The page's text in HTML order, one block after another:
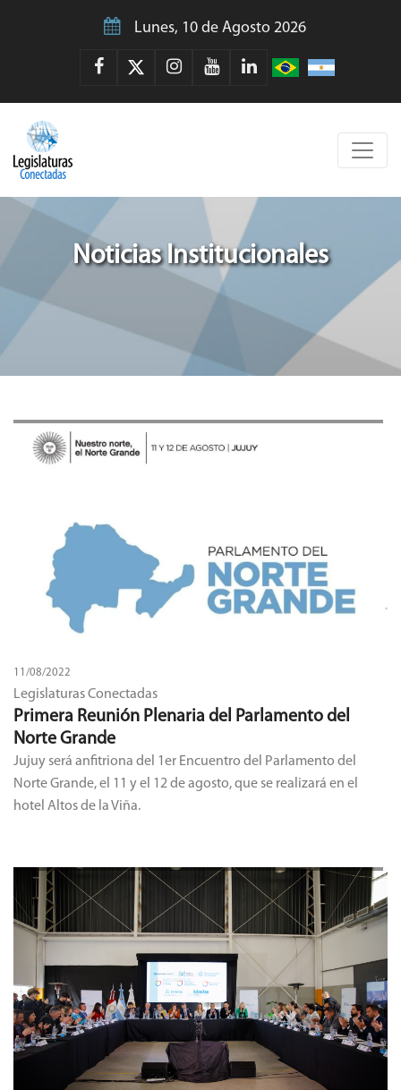
Lunes, 10 de Agosto 2026
Noticias Institucionales
11/08/2022
Legislaturas Conectadas
Primera Reunión Plenaria del Parlamento del
Norte Grande
Jujuy será anfitriona del 1er Encuentro del Parlamento del
Norte Grande, el 11 y el 12 de agosto, que se realizará en el
hotel Altos de la Viña.